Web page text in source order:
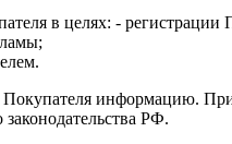
в целях: - регистрации
информацию.
РФ.